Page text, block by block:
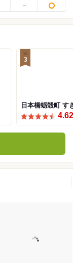
3
日本橋蛎殻町 す
4.62